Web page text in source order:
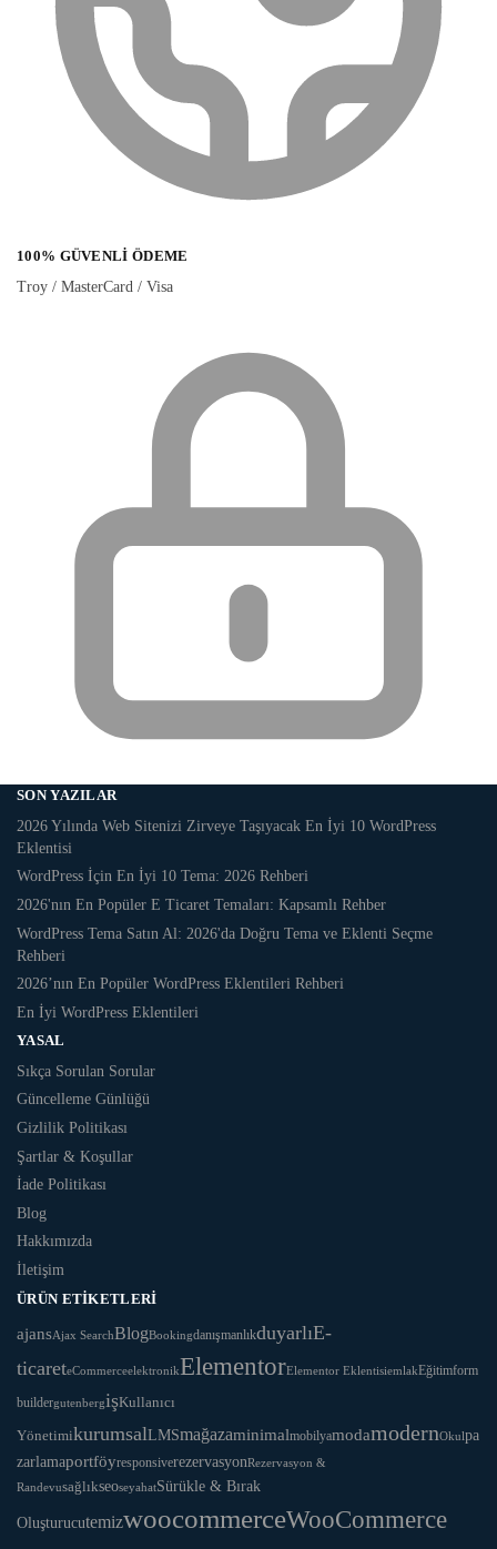
100% GÜVENLI ÖDEME
Troy / MasterCard / Visa
SON YAZILAR
2026 Yılında Web Sitenizi Zirveye Taşıyacak En İyi 10 WordPress
Eklentisi
WordPress İçin En İyi 10 Tema: 2026 Rehberi
2026'nın En Popüler E Ticaret Temaları: Kapsamlı Rehber
WordPress Tema Satın Al: 2026'da Doğru Tema ve Eklenti Seçme
Rehberi
2026’nın En Popüler WordPress Eklentileri Rehberi
En İyi WordPress Eklentileri
YASAL
Sıkça Sorulan Sorular
Güncelleme Günlüğü
Gizlilik Politikası
Şartlar & Koşullar
İade Politikası
Blog
Hakkımızda
İletişim
ÜRÜN ETIKETLERI
ajansAjax SearchBlogBookingdanışmanlıkduyarlıE-
ticareteCommerceelektronikElementorElementor EklentisiemlakEğitimform
buildergutenbergişKullanıcı
YönetimikurumsalLMSmağazaminimalmobilyamodamodernOkulpa
zarlamaportföyresponsiverezervasyonRezervasyon &
RandevusağlıkseoseyahatSürükle & Bırak
OluşturucutemizwoocommerceWooCommerce